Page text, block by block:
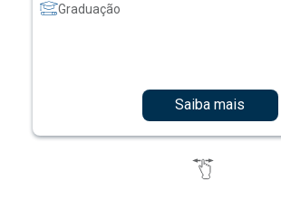
Graduação
Saiba mais